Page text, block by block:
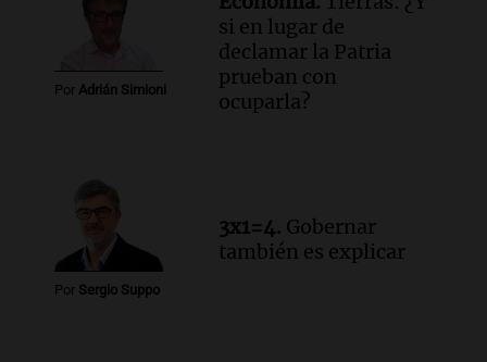
Por Adrián Simioni
si en lugar de
declamar la Patria
prueban con
ocuparla?
Por Sergio Suppo
3x1=4. Gobernar
también es explicar